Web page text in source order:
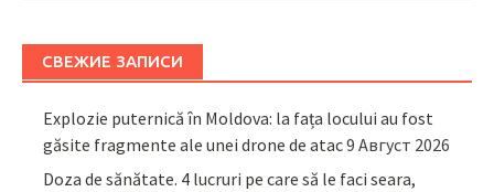
СВЕЖИЕ ЗАПИСИ
Explozie puternică în Moldova: la fața locului au fost
găsite fragmente ale unei drone de atac9 Август 2026
Doza de sănătate. 4 lucruri pe care să le faci seara,